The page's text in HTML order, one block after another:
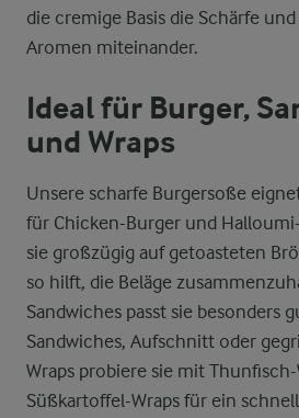
die cremige Basis die Schärfe
Aromen miteinander.
Ideal für Burger,
und Wraps
Unsere scharfe Burgersoße
für Chicken-Burger und
sie großzügig auf getoasteten
so hilft, die Beläge
Sandwiches passt sie besonders
Sandwiches, Aufschnitt oder
Wraps probiere sie mit
Süßkartoffel-Wraps für ein